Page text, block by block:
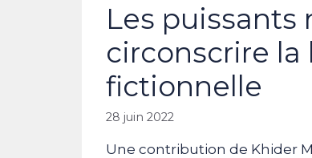
Les puissants
circonscrire
fictionnelle
28 juin 2022
Une contribution de Khider